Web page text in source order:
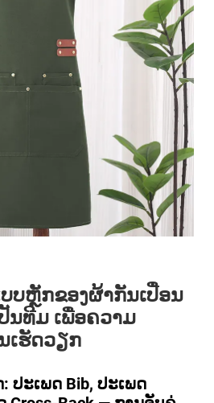
ບຫຼັກຂອງຜ້າກັນເປື່ອນ
ນທີມ ເພື່ອຄວາມ
ເຮັດວຽກ
ປະເພດ Bib, ປະເພດ